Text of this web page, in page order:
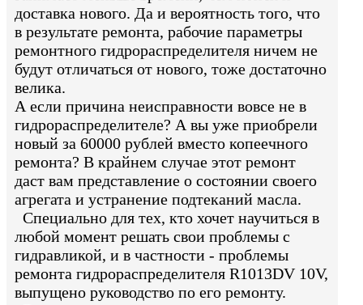
доставка нового. Да и вероятность того, что
в результате ремонта, рабочие параметры
ремонтного гидрораспределителя ничем не
будут отличаться от нового, тоже достаточно
велика.
А если причина неисправности вовсе не в
гидрораспределителе? А вы уже приобрели
новый за 60000 рублей вместо копеечного
ремонта? В крайнем случае этот ремонт
даст вам представление о состоянии своего
агрегата и устранение подтеканий масла.
Специально для тех, кто хочет научиться в
любой момент решать свои проблемы с
гидравликой, и в частности - проблемы
ремонта гидрораспределителя R1013DV 10V,
выпущено руководство по его ремонту.